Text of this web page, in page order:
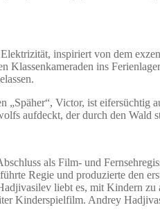
inspiriert von dem
Klassenkameraden ins
Victor, ist eifersüchtig
aufdeckt, der durch den Wald
als Film- und
Regie und produzierte den
liebt es, mit Kindern
Kinderspielfilm. Andrey